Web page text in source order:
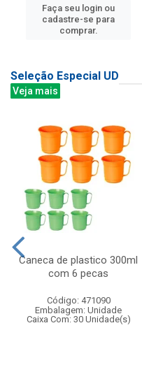
Faça seu login ou
cadastre-se para
comprar.
Seleção Especial UD
Veja mais
Caneca de plastico 300ml
com 6 pecas
Código: 471090
Embalagem: Unidade
Caixa Com: 30 Unidade(s)